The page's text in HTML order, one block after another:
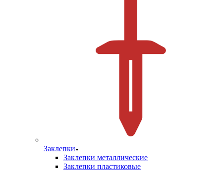
Заклепки
Заклепки металлические
Заклепки пластиковые